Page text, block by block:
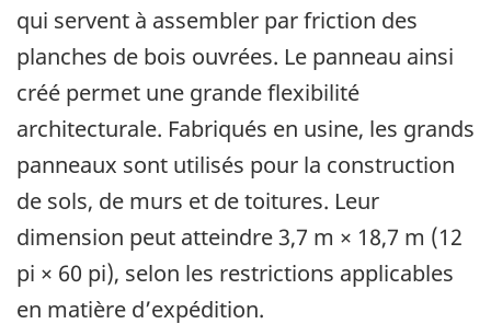
qui servent à assembler par friction des
planches de bois ouvrées. Le panneau ainsi
créé permet une grande flexibilité
architecturale. Fabriqués en usine, les grands
panneaux sont utilisés pour la construction
de sols, de murs et de toitures. Leur
dimension peut atteindre 3,7 m × 18,7 m (12
pi × 60 pi), selon les restrictions applicables
en matière d’expédition.